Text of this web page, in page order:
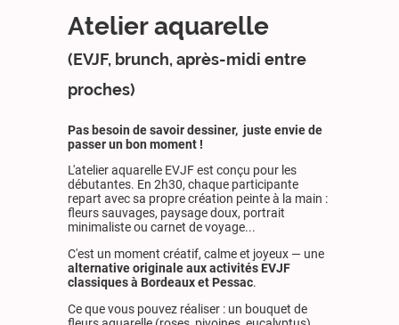
Atelier aquarelle
(EVJF, brunch, après-midi entre
proches)
Pas besoin de savoir dessiner, juste envie de
passer un bon moment !
L'atelier aquarelle EVJF est conçu pour les
débutantes. En 2h30, chaque participante
repart avec sa propre création peinte à la main :
fleurs sauvages, paysage doux, portrait
minimaliste ou carnet de voyage...
C'est un moment créatif, calme et joyeux — une
alternative originale aux activités EVJF
classiques à Bordeaux et Pessac.
Ce que vous pouvez réaliser : un bouquet de